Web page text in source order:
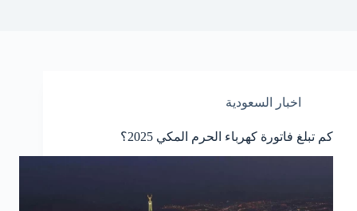
اخبار السعودية
كم تبلغ فاتورة كهرباء الحرم المكي 2025؟